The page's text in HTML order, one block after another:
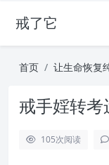
戒了它
首页 让生命恢复
戒手婬转
105次阅读